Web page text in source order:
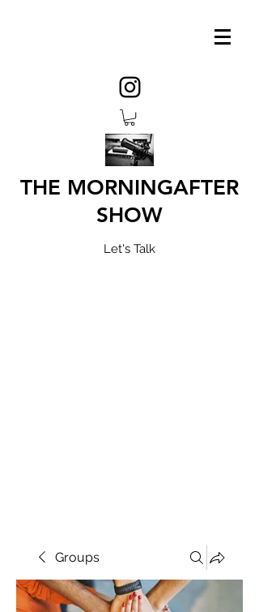
THE MORNINGAFTER
SHOW
Let's Talk
Groups